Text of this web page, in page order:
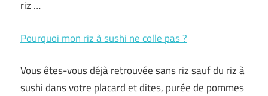
riz …
Pourquoi mon riz à sushi ne colle pas ?
Vous êtes-vous déjà retrouvée sans riz sauf du riz à
sushi dans votre placard et dites, purée de pommes